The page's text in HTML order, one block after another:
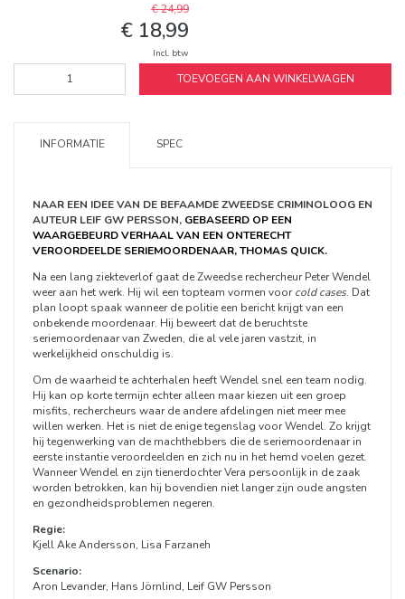
€ 24,99
€ 18,99
Incl. btw
TOEVOEGEN AAN WINKELWAGEN
INFORMATIE SPEC
NAAR EEN IDEE VAN DE BEFAAMDE ZWEEDSE CRIMINOLOOG EN
AUTEUR LEIF GW PERSSON, GEBASEERD OP EEN
WAARGEBEURD VERHAAL VAN EEN ONTERECHT
VEROORDEELDE SERIEMOORDENAAR, THOMAS QUICK.
Na een lang ziekteverlof gaat de Zweedse rechercheur Peter Wendel
weer aan het werk. Hij wil een topteam vormen voorcoldcases. Dat
plan loopt spaak wanneer de politie een bericht krijgt van een
onbekende moordenaar. Hij beweert dat de beruchtste
seriemoordenaar van Zweden, die al vele jaren vastzit, in
werkelijkheid onschuldig is.
Om de waarheid te achterhalen heeft Wendel snel een team nodig.
Hij kan op korte termijn echter alleen maar kiezen uit een groep
misfits, rechercheurs waar de andere afdelingen niet meer mee
willen werken. Het is niet de enige tegenslag voor Wendel. Zo krijgt
hij tegenwerking van de machthebbers die de seriemoordenaar in
eerste instantie veroordeelden en zich nu in het hemd voelen gezet.
Wanneer Wendel en zijn tienerdochter Vera persoonlijk in de zaak
worden betrokken, kan hij bovendien niet langer zijn oude angsten
en gezondheidsproblemen negeren.
Regie:
Kjell Ake Andersson, Lisa Farzaneh
Scenario:
Aron Levander, Hans Jörnlind, Leif GW Persson